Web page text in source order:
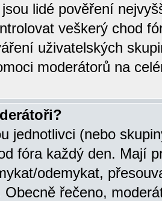
lidé pověření
veškerý chod
uživatelských
moderátorů na
jednotlivci (nebo
fóra každý den. Mají
odemykat,
řečeno,